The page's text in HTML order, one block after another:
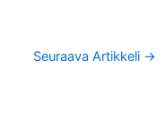
Seuraava Artikkeli →